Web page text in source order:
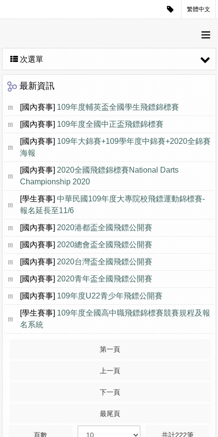
繁體中文
次選單
最新資訊
[國內賽事] 109年度輔英盃全國學生飛鏢錦標賽
[國內賽事] 109年度全國中正盃飛鏢錦標賽
[國內賽事] 109年大錦賽+109學年度中錦賽+2020全錦賽
海報
[國內賽事] 2020全國飛鏢錦標賽National Darts
Championship 2020
[學生賽事] 中華民國109年度大專院校飛鏢運動錦標賽-
報名延長至11/6
[國內賽事] 2020港都盃全國飛鏢公開賽
[國內賽事] 2020總會盃全國飛鏢公開賽
[國內賽事] 2020台灣盃全國飛鏢公開賽
[國內賽事] 2020青年盃全國飛鏢公開賽
[國內賽事] 109年度U22青少年飛鏢公開賽
[學生賽事] 109年度全國高中職飛鏢錦標賽競賽規程及報
名系統
第一頁
上一頁
下一頁
最尾頁
頁數 共計222筆